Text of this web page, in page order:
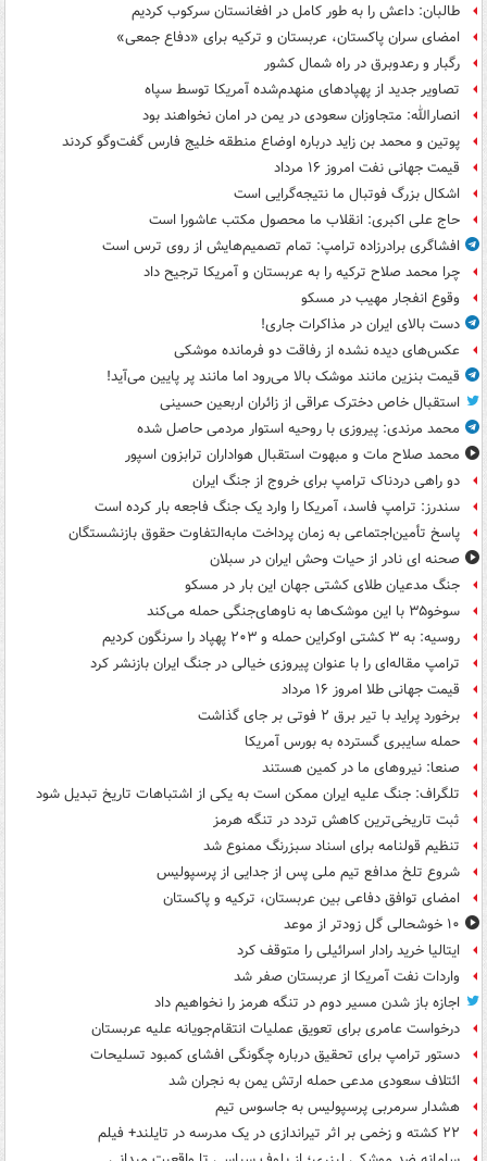
طالبان: داعش را به طور کامل در افغانستان سرکوب کردیم
امضای سران پاکستان، عربستان و ترکیه برای «دفاع جمعی»
رگبار و رعدوبرق در راه شمال کشور
تصاویر جدید از پهپادهای منهدم‌شده آمریکا توسط سپاه
انصارالله: متجاوزان سعودی در یمن در امان نخواهند بود
پوتین و محمد بن زاید درباره اوضاع منطقه خلیج فارس گفت‌وگو کردند
قیمت جهانی نفت امروز ۱۶ مرداد
اشکال بزرگ فوتبال ما نتیجه‌گرایی است
حاج علی اکبری: انقلاب ما محصول مکتب عاشورا است
افشاگری برادرزاده ترامپ: تمام تصمیم‌هایش از روی ترس است
چرا محمد صلاح ترکیه را به عربستان و آمریکا ترجیح داد
وقوع انفجار مهیب در مسکو
دست بالای ایران در مذاکرات جاری!
عکس‌های دیده نشده از رفاقت دو فرمانده‌ موشکی
قیمت بنزین مانند موشک بالا می‌رود اما مانند پر پایین می‌آید!
استقبال خاص دخترک عراقی از زائران اربعین حسینی
محمد مرندی: پیروزی با روحیه استوار مردمی حاصل شده
محمد صلاح مات و مبهوت استقبال هواداران ترابزون اسپور
دو راهی دردناک ترامپ برای خروج از جنگ ایران
سندرز: ترامپ فاسد، آمریکا را وارد یک جنگ فاجعه بار کرده است
پاسخ تأمین‌اجتماعی به زمان پرداخت مابه‌التفاوت حقوق بازنشستگان
صحنه ای نادر از حیات وحش ایران در سبلان
جنگ مدعیان طلای کشتی جهان این بار در مسکو
سوخو۳۵ با این موشک‌ها به ناوهای‌جنگی حمله می‌کند
روسیه: به ۳ کشتی اوکراین حمله و ۲۰۳ پهپاد را سرنگون کردیم
ترامپ مقاله‌ای را با عنوان پیروزی خیالی در جنگ ایران بازنشر کرد
قیمت جهانی طلا امروز ۱۶ مرداد
برخورد پراید با تیر برق ۲ فوتی بر جای گذاشت
حمله سایبری گسترده به بورس آمریکا
صنعا: نیروهای ما در کمین‌ هستند
تلگراف: جنگ علیه ایران ممکن است به یکی از اشتباهات تاریخ تبدیل شود
ثبت تاریخی‌ترین کاهش تردد در تنگه هرمز
تنظیم قولنامه برای اسناد سبزرنگ ممنوع شد
شروع تلخ مدافع تیم ملی پس از جدایی از پرسپولیس
امضای توافق دفاعی بین عربستان، ترکیه و پاکستان
۱۰ خوشحالی گل زودتر از موعد
ایتالیا خرید رادار اسرائیلی را متوقف کرد
واردات نفت آمریکا از عربستان صفر شد
اجازه باز شدن مسیر دوم در تنگه هرمز را نخواهیم داد
درخواست عامری برای تعویق عملیات انتقام‌جویانه علیه عربستان
دستور ترامپ برای تحقیق درباره چگونگی افشای کمبود تسلیحات
ائتلاف سعودی مدعی حمله ارتش یمن به نجران شد
هشدار سرمربی پرسپولیس به جاسوس تیم
۲۲ کشته و زخمی بر اثر تیراندازی در یک مدرسه در تایلند+ فیلم